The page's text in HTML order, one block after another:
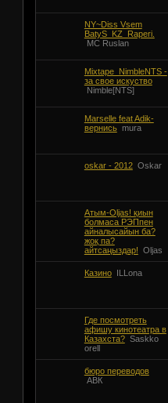
NY~Diss Vsem
BatyS_KZ_Raperi.
MC Ruslan
Mixtape_NimbleNTS -
за свое искуство
Nimble[NTS]
Marselle feat Adik-
вернись mura
oskar - 2012 Oskar
Атым-Oljas! қиын
болмаса РЭПпен
айналысайын ба?
жоқ па?
айтсаңыздар! Oljas
Казино
ILLona
Где посмотреть
афишу кинотеатра в
Казахста? Saskko
orell
бюро переводов
АВК